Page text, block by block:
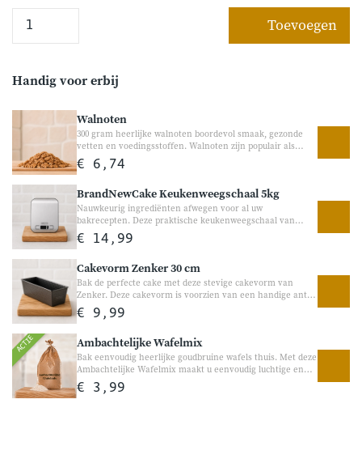
Toevoegen
Handig voor erbij
Walnoten
300 gram heerlijke walnoten boordevol smaak, gezonde
vetten en voedingsstoffen. Walnoten zijn populair als
gezond tussendoortje en heerlijk in yoghurt, salades,
brood en bakrecepten. Dankzij hun volle, licht romige
gebruik.
€ 6,74
BrandNewCake Keukenweegschaal 5kg
Nauwkeurig ingrediënten afwegen voor al uw
bakrecepten. Deze praktische keukenweegschaal van
BrandNewCake helpt u eenvoudig en nauwkeurig
ingrediënten af te wegen tot op de gram. Ideaal voor
bakrecepten waarbij de juiste verhoudingen belangrijk
zijn. Geschikt voor een maximaal gewicht van 5 kilogram.
€ 14,99
Cakevorm Zenker 30 cm
Bak de perfecte cake met deze stevige cakevorm van
Zenker. Deze cakevorm is voorzien van een handige anti-
aanbaklaag waardoor uw cake eenvoudig uit de vorm
loskomt. Dankzij de goede warmteverdeling bakt uw cake
Perfect voor alle cakemixen van Bakgezond.
€ 9,99
ACTIE Ambachtelijke Wafelmix
Bak eenvoudig heerlijke goudbruine wafels thuis. Met deze
Ambachtelijke Wafelmix maakt u eenvoudig luchtige en
krokante wafels met een heerlijke vanillesmaak. Perfect
voor een gezellig ontbijt, bij de koffie of als zoete traktatie
€ 3,99